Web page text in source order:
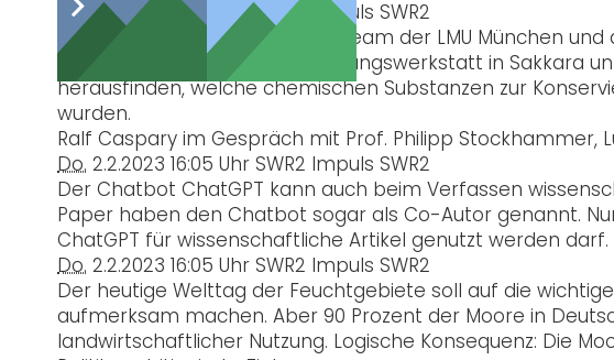
Do. 2.2.2023 16:05 Uhr SWR2 Impuls SWR2
Ein internationales Forschungsteam der LMU München
einer altägyptischen Mumifizierungswerkstatt in Sakkara
herausfinden, welche chemischen Substanzen zur
wurden.
Ralf Caspary im Gespräch mit Prof. Philipp Stockhammer,
Do. 2.2.2023 16:05 Uhr SWR2 Impuls SWR2
Der Chatbot ChatGPT kann auch beim Verfassen
Paper haben den Chatbot sogar als Co-Autor genannt.
ChatGPT für wissenschaftliche Artikel genutzt werden darf.
Do. 2.2.2023 16:05 Uhr SWR2 Impuls SWR2
Der heutige Welttag der Feuchtgebiete soll auf die
aufmerksam machen. Aber 90 Prozent der Moore in
landwirtschaftlicher Nutzung. Logische Konsequenz: Die